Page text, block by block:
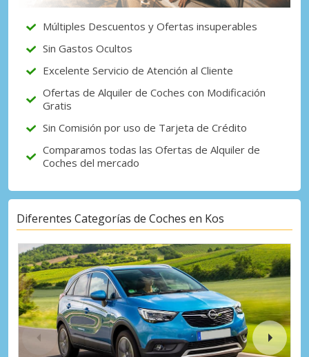
Múltiples Descuentos y Ofertas insuperables
Sin Gastos Ocultos
Excelente Servicio de Atención al Cliente
Ofertas de Alquiler de Coches con Modificación
Gratis
Sin Comisión por uso de Tarjeta de Crédito
Comparamos todas las Ofertas de Alquiler de
Coches del mercado
Diferentes Categorías de Coches en Kos